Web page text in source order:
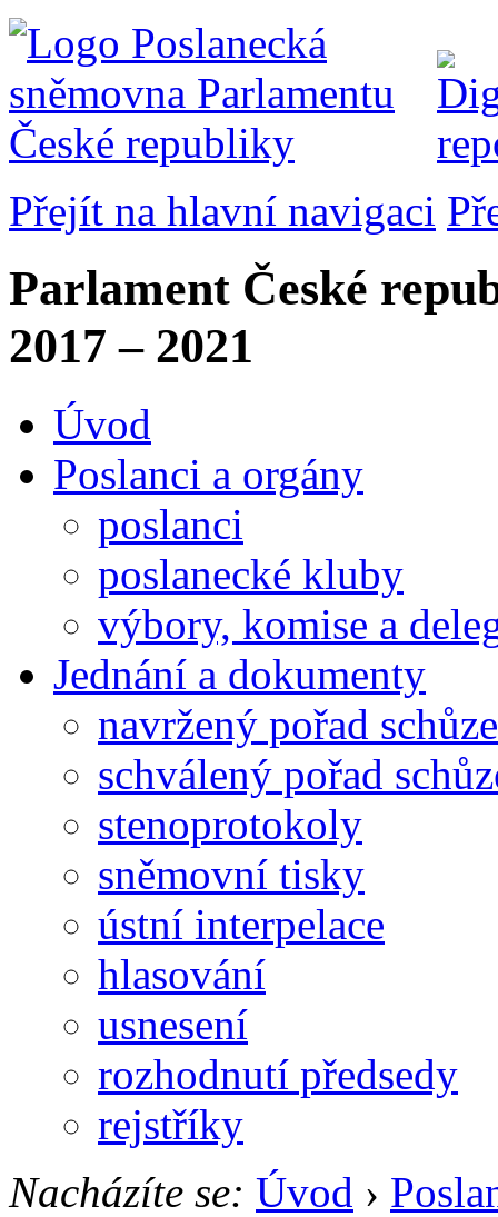
Přejít na hlavní navigaci
Parlament České
2017 – 2021
Úvod
Poslanci a orgány
poslanci
poslanecké kluby
výbory, komise a
Jednání a dokumenty
navržený pořad schůze
schválený pořad
stenoprotokoly
sněmovní tisky
ústní interpelace
hlasování
usnesení
rozhodnutí předsedy
rejstříky
Nacházíte se: Úvod ›